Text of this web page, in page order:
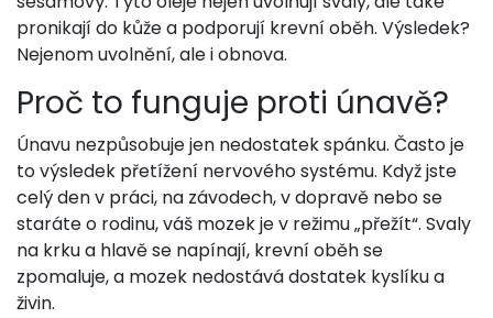
pronikají do kůže a podporují krevní oběh. Výsledek?
Nejenom uvolnění, ale i obnova.
Proč to funguje proti únavě?
Únavu nezpůsobuje jen nedostatek spánku. Často je
to výsledek přetížení nervového systému. Když jste
celý den v práci, na závodech, v dopravě nebo se
staráte o rodinu, váš mozek je v režimu „přežít“. Svaly
na krku a hlavě se napínají, krevní oběh se
zpomaluje, a mozek nedostává dostatek kyslíku a
živin.